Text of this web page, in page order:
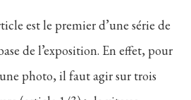
est le premier d’une série de
de l’exposition. En effet, pour
photo, il faut agir sur trois